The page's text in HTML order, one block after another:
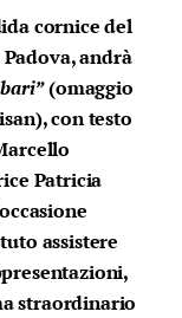
cornice del
andrà
(omaggio
con testo
Patricia
assistere
straordinario